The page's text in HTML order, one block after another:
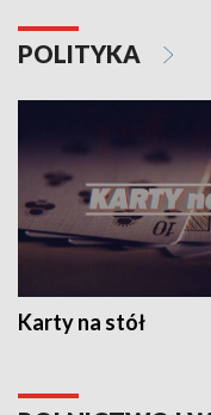
POLITYKA
Karty na stół